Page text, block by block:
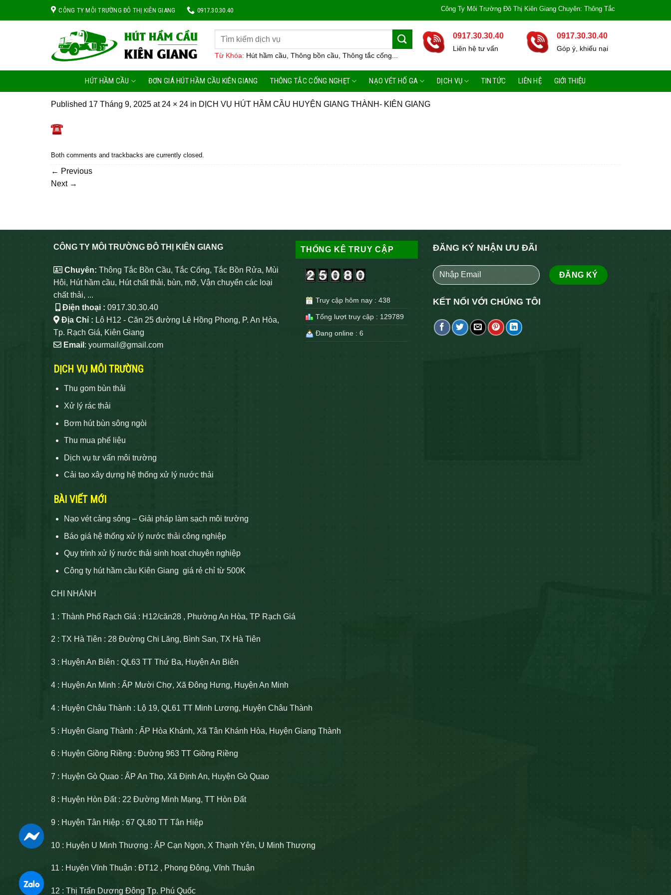
CÔNG TY MÔI TRƯỜNG ĐÔ THỊ KIÊN GIANG 0917.30.30.40 Công Ty Môi Trường Đô Thị Kiên Giang Chuyên: Thông Tắc Bồn Cầu, Tắc Cống,
Từ Khóa: Hút hầm cầu, Thông bồn cầu, Thông tắc cống...
0917.30.30.40
Liên hệ tư vấn
0917.30.30.40
Góp ý, khiếu nại
HÚT HẦM CẦU ĐƠN GIÁ HÚT HẦM CẦU KIÊN GIANG THÔNG TẮC CỐNG NGHẸT NẠO VÉT HỐ GA DỊCH VỤ TIN TỨC LIÊN HỆ GIỚI THIỆU
Published 17 Tháng 9, 2025 at 24 × 24 in DỊCH VỤ HÚT HẦM CẦU HUYỆN GIANG THÀNH- KIÊN GIANG
Both comments and trackbacks are currently closed.
← Previous
Next →
CÔNG TY MÔI TRƯỜNG ĐÔ THỊ KIÊN GIANG
Chuyên: Thông Tắc Bồn Cầu, Tắc Cống, Tắc Bồn Rửa, Mùi
Hôi, Hút hầm cầu, Hút chất thải, bùn, mỡ, Vận chuyển các loại
chất thải, ...
Điện thoại : 0917.30.30.40
Địa Chỉ : Lô H12 - Căn 25 đường Lê Hồng Phong, P. An Hòa,
Tp. Rạch Giá, Kiên Giang
Email : yourmail@gmail.com
DỊCH VỤ MÔI TRƯỜNG
Thu gom bùn thải
Xử lý rác thải
Bơm hút bùn sông ngòi
Thu mua phế liệu
Dịch vụ tư vấn môi trường
Cải tạo xây dựng hệ thống xử lý nước thải
BÀI VIẾT MỚI
Nạo vét cảng sông – Giải pháp làm sạch môi trường
Báo giá hệ thống xử lý nước thải công nghiệp
Quy trình xử lý nước thải sinh hoạt chuyên nghiệp
Công ty hút hầm cầu Kiên Giang giá rẻ chỉ từ 500K
THỐNG KÊ TRUY CẬP
Truy cập hôm nay : 438
Tổng lượt truy cập : 129789
Đang online : 6
ĐĂNG KÝ NHẬN ƯU ĐÃI
KẾT NỐI VỚI CHÚNG TÔI
CHI NHÁNH
1 : Thành Phố Rạch Giá : H12/căn28 , Phường An Hòa, TP Rạch Giá
2 : TX Hà Tiên : 28 Đường Chi Lăng, Bình San, TX Hà Tiên
3 : Huyện An Biên : QL63 TT Thứ Ba, Huyện An Biên
4 : Huyện An Minh : ẤP Mười Chợ, Xã Đông Hưng, Huyện An Minh
4 : Huyện Châu Thành : Lộ 19, QL61 TT Minh Lương, Huyện Châu Thành
5 : Huyện Giang Thành : ẤP Hòa Khánh, Xã Tân Khánh Hòa, Huyện Giang Thành
6 : Huyện Giồng Riềng : Đường 963 TT Giồng Riềng
7 : Huyện Gò Quao : ẤP An Thọ, Xã Định An, Huyện Gò Quao
8 : Huyện Hòn Đất : 22 Đường Minh Mạng, TT Hòn Đất
9 : Huyện Tân Hiệp : 67 QL80 TT Tân Hiệp
10 : Huyện U Minh Thượng : ẤP Cạn Ngọn, X Thạnh Yên, U Minh Thượng
11 : Huyện Vĩnh Thuận : ĐT12 , Phong Đông, Vĩnh Thuận
12 : Thị Trấn Dương Đông Tp. Phú Quốc